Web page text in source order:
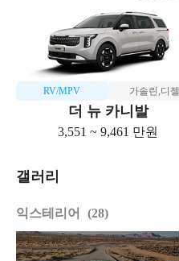
RV/MPV 가솔린,디젤
더 뉴 카니발
3,551 ~ 9,461 만원
갤러리
익스테리어 28